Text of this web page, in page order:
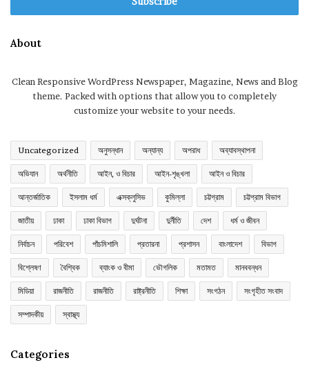
About
Clean Responsive WordPress Newspaper, Magazine, News and Blog
theme. Packed with options that allow you to completely
customize your website to your needs.
Uncategorized অনুসন্ধান অন্যান্য অপরাধ অব্যাবস্থাপনা
অভিযান অর্থনীতি আইন, ও বিচার আইন-শৃঙ্খলা আইন ও বিচার
আন্তর্জাতিক ইসলাম ধর্ম এক্সক্লুসিভ কুমিল্লা চট্টগ্রাম চট্টগ্রাম বিভাগ
জাতীয় ঢাকা ঢাকা বিভাগ দুর্ঘটনা দুর্নীতি দেশ ধর্ম ও জীবন
নির্বাচন পরিবেশ পাঁচমিশালি প্রতারনা প্রশাসন বাংলাদেশ বিভাগ
বিশ্লেষণ বৈশ্বিক ব্যাংক ও বীমা ভৌগলিক মতামত মানববন্ধন
মিডিয়া রাজনীতি রাজনীতি রাষ্ট্রনীতি শিক্ষা সংগঠন সংগৃহীত সংবাদ
সম্পাদকীয় স্বাস্থ্য
Categories